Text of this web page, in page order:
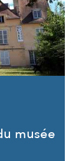
musée